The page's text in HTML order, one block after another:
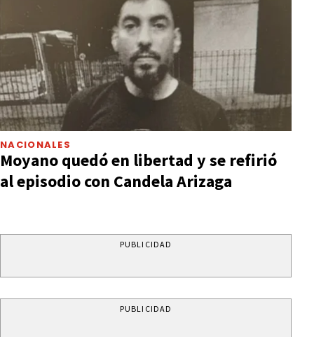
NACIONALES
Moyano quedó en libertad y se refirió
al episodio con Candela Arizaga
PUBLICIDAD
PUBLICIDAD